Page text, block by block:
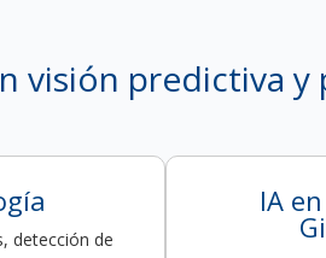
visión predictiva y
detección de
IA